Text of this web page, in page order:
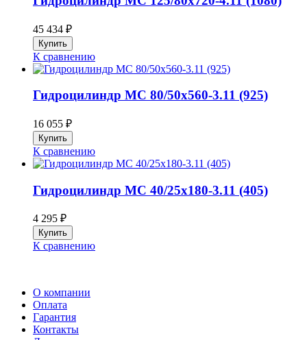
45 434 ₽
К сравнению
Гидроцилиндр МС 80/50х560-3.11 (925)
16 055 ₽
К сравнению
Гидроцилиндр МС 40/25х180-3.11 (405)
4 295 ₽
К сравнению
О компании
Оплата
Гарантия
Контакты